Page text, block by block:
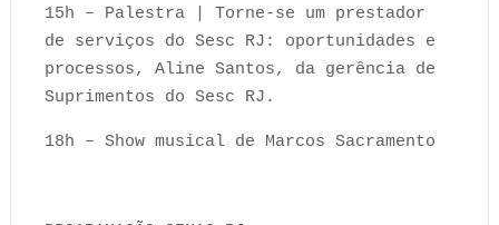
15h – Palestra | Torne-se um prestador
de serviços do Sesc RJ: oportunidades e
processos, Aline Santos, da gerência de
Suprimentos do Sesc RJ.
18h – Show musical de Marcos Sacramento